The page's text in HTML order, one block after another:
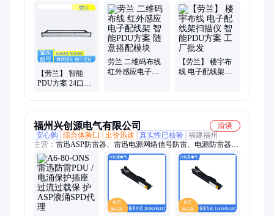
块、屏蔽模块、综合布线、双口面板、铜制弹起式地插、铜制平
【劳兰】 智能
PDU方案 24口超
劳兰 二维码布线
红外感应电子配
【劳兰】 楼宇布
线 电子配线架扫
福州兴创源电气有限公司
洽谈
安心购
综合体验L1 出价迅速 真实性已核验 福建福州
主营： 雷迅ASP防雷器、雷迅电源网络信号防雷、电源防雷器、
雷迅防雷PDU、防雷插座、浪涌保护器后备保护、西门子软启动
器、3RW40软起动器、3RW44软起动器、西门子变频器、西门子
定位器、ROSS电磁阀、贺德克滤芯、施耐德PLC、OBO浪涌保
护器、丹佛斯、台达变频器、SICK